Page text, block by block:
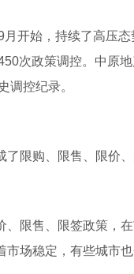
开始，持续了高压
次政策调控。中原
调控纪录。
限购、限售、限价
、限售、限签政策，
场稳定，有些城市